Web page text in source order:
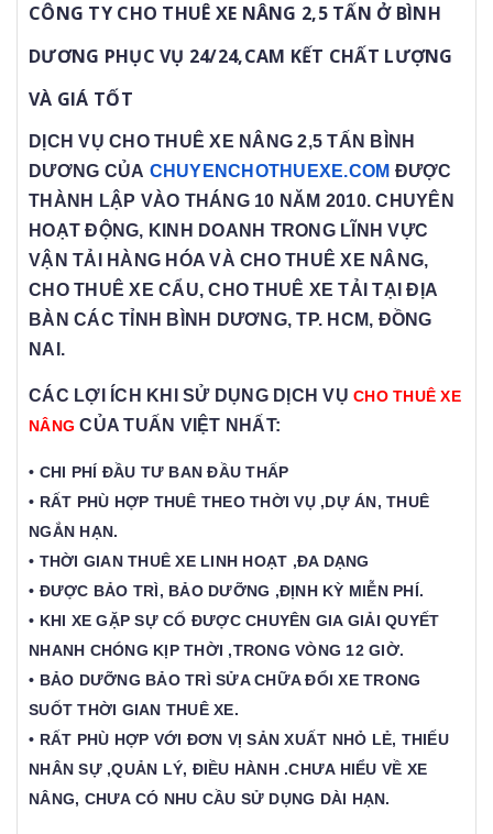
CÔNG TY CHO THUÊ XE NÂNG 2,5 TẤN Ở BÌNH
DƯƠNG PHỤC VỤ 24/24,CAM KẾT CHẤT LƯỢNG
VÀ GIÁ TỐT
DỊCH VỤ CHO THUÊ XE NÂNG 2,5 TẤN BÌNH
DƯƠNG CỦA CHUYENCHOTHUEXE.COM ĐƯỢC
THÀNH LẬP VÀO THÁNG 10 NĂM 2010. CHUYÊN
HOẠT ĐỘNG, KINH DOANH TRONG LĨNH VỰC
VẬN TẢI HÀNG HÓA VÀ CHO THUÊ XE NÂNG,
CHO THUÊ XE CẨU, CHO THUÊ XE TẢITẠI ĐỊA
BÀN CÁC TỈNH BÌNH DƯƠNG, TP. HCM, ĐỒNG
NAI.
CÁC LỢI ÍCH KHI SỬ DỤNG DỊCH VỤ CHO THUÊ XE
NÂNGCỦA TUẤN VIỆT NHẤT:
• CHI PHÍ ĐẦU TƯ BAN ĐẦU THẤP
• RẤT PHÙ HỢP THUÊ THEO THỜI VỤ ,DỰ ÁN, THUÊ
NGẮN HẠN.
• THỜI GIAN THUÊ XE LINH HOẠT ,ĐA DẠNG
• ĐƯỢC BẢO TRÌ, BẢO DƯỠNG ,ĐỊNH KỲ MIỄN PHÍ.
• KHI XE GẶP SỰ CỐ ĐƯỢC CHUYÊN GIA GIẢI QUYẾT
NHANH CHÓNG KỊP THỜI ,TRONG VÒNG 12 GIỜ.
• BẢO DƯỠNG BẢO TRÌ SỬA CHỮA ĐỔI XE TRONG
SUỐT THỜI GIAN THUÊ XE.
• RẤT PHÙ HỢP VỚI ĐƠN VỊ SẢN XUẤT NHỎ LẺ, THIẾU
NHÂN SỰ ,QUẢN LÝ, ĐIỀU HÀNH .CHƯA HIỂU VỀ XE
NÂNG, CHƯA CÓ NHU CẦU SỬ DỤNG DÀI HẠN.